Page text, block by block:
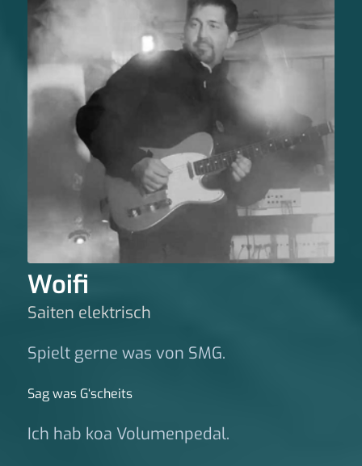
Woifi
Saiten elektrisch
Spielt gerne was von SMG.
Sag was G‘scheits
Ich hab koa Volumenpedal.